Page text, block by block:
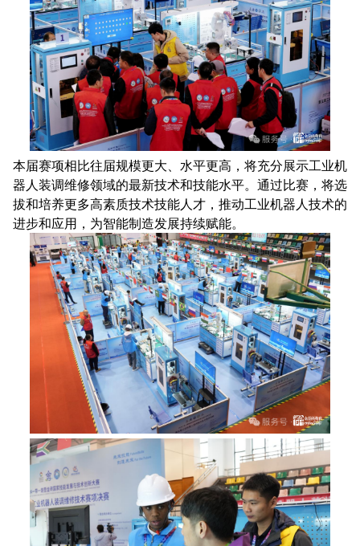
本届赛项相比往届规模更大、水平更高，将充分展示工业机
器人装调维修领域的最新技术和技能水平。通过比赛，将选
拔和培养更多高素质技术技能人才，推动工业机器人技术的
进步和应用，为智能制造发展持续赋能。